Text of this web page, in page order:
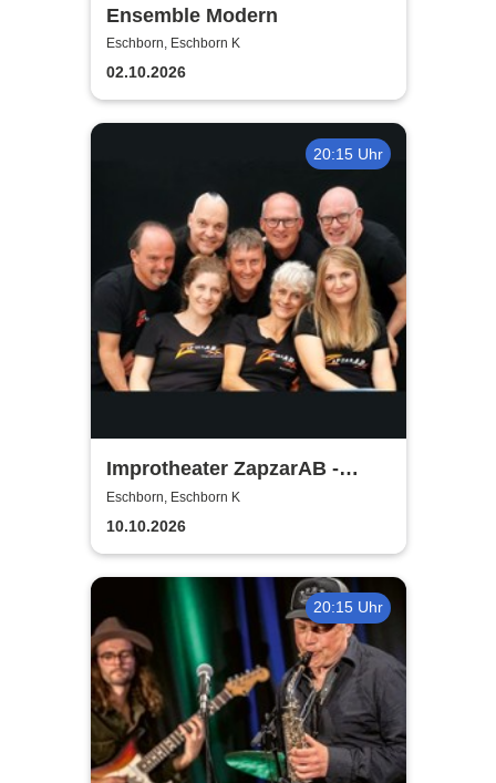
Ensemble Modern
Eschborn, Eschborn K
02.10.2026
20:15 Uhr
Improtheater ZapzarAB -
Bring dein Ding! | Die
Improshow mit
Gegenständlichem
Eschborn, Eschborn K
10.10.2026
20:15 Uhr